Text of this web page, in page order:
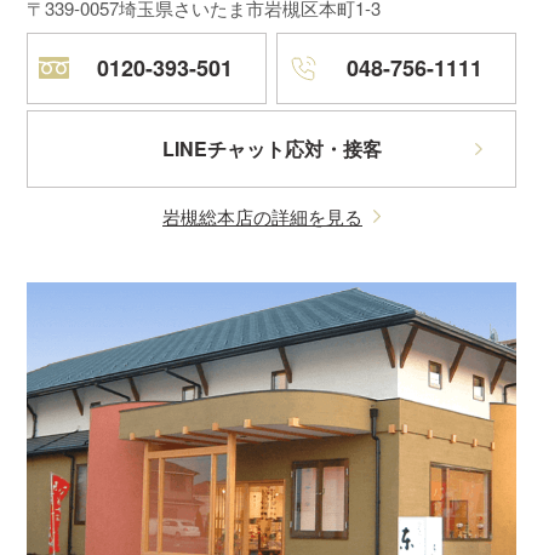
〒339-0057埼玉県さいたま市岩槻区本町1-3
0120-393-501 048-756-1111
LINEチャット応対・接客
岩槻総本店の詳細を見る